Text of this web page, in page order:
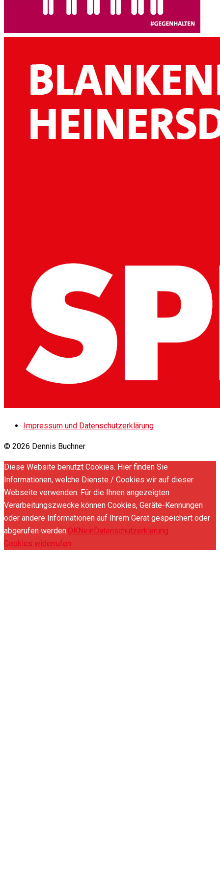
Impressum und Datenschutzerklärung
© 2026 Dennis Buchner
Diese Website benutzt Cookies. Hier finden Sie
Informationen, welche Dienste / Cookies wir auf dieser
Webseite verwenden. Für die Ihnen angezeigten
Verarbeitungszwecke können Cookies, Geräte-Kennungen
oder andere Informationen auf Ihrem Gerät gespeichert oder
abgerufen werden.OKNeinDatenschutzerklärung
Cookies widerrufen